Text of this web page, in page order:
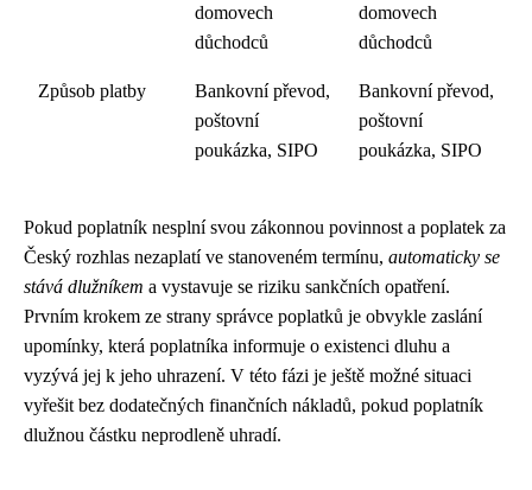
domovech
důchodců
domovech
důchodců
Způsob platby
Bankovní převod,
poštovní
poukázka, SIPO
Bankovní převod,
poštovní
poukázka, SIPO
Pokud poplatník nesplní svou zákonnou povinnost a poplatek za
Český rozhlas nezaplatí ve stanoveném termínu, automaticky se
stává dlužníkem a vystavuje se riziku sankčních opatření.
Prvním krokem ze strany správce poplatků je obvykle zaslání
upomínky, která poplatníka informuje o existenci dluhu a
vyzývá jej k jeho uhrazení. V této fázi je ještě možné situaci
vyřešit bez dodatečných finančních nákladů, pokud poplatník
dlužnou částku neprodleně uhradí.